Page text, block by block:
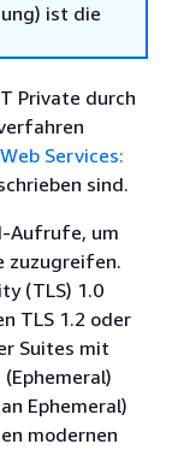
ist die
Private durch
Services:
sind.
Aufrufe, um
zuzugreifen.
(TLS) 1.0
TLS 1.2 oder
Suites mit
(Ephemeral)
Ephemeral)
modernen